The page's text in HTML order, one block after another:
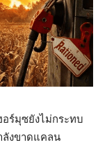
ร์มุซยังไม่กระทบ
ลังขาดแคลน